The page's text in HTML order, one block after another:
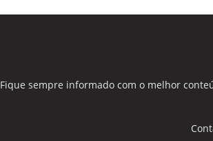
Fique sempre informado com o melhor